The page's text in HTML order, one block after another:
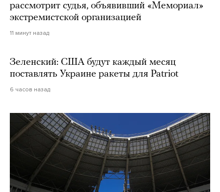
рассмотрит судья, объявивший «Мемориал»
экстремистской организацией
11 минут назад
Зеленский: США будут каждый месяц
поставлять Украине ракеты для Patriot
6 часов назад